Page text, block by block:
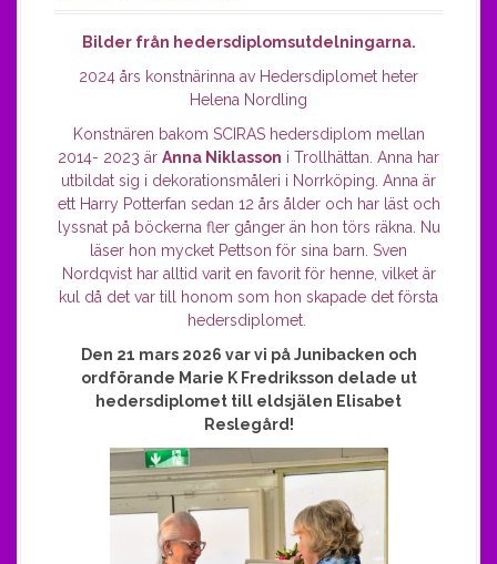
Bilder från hedersdiplomsutdelningarna.
2024 års konstnärinna av Hedersdiplomet heter
Helena Nordling
Konstnären bakom SCIRAS hedersdiplom mellan
2014- 2023 är Anna Niklasson i Trollhättan. Anna har
utbildat sig i dekorationsmåleri i Norrköping. Anna är
ett Harry Potterfan sedan 12 års ålder och har läst och
lyssnat på böckerna fler gånger än hon törs räkna.
Nu
läser hon mycket Pettson för sina barn. Sven
Nordqvist har alltid varit en favorit för henne, vilket är
kul då det var till honom som hon skapade det första
hedersdiplomet.
Den 21 mars 2026 var vi på Junibacken och
ordförande Marie K Fredriksson delade ut
hedersdiplomet till eldsjälen Elisabet
Reslegård!